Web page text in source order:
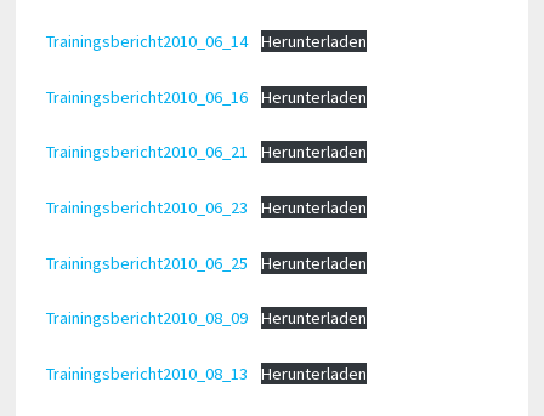
Trainingsbericht2010_06_14 Herunterladen
Trainingsbericht2010_06_16 Herunterladen
Trainingsbericht2010_06_21 Herunterladen
Trainingsbericht2010_06_23 Herunterladen
Trainingsbericht2010_06_25 Herunterladen
Trainingsbericht2010_08_09 Herunterladen
Trainingsbericht2010_08_13 Herunterladen